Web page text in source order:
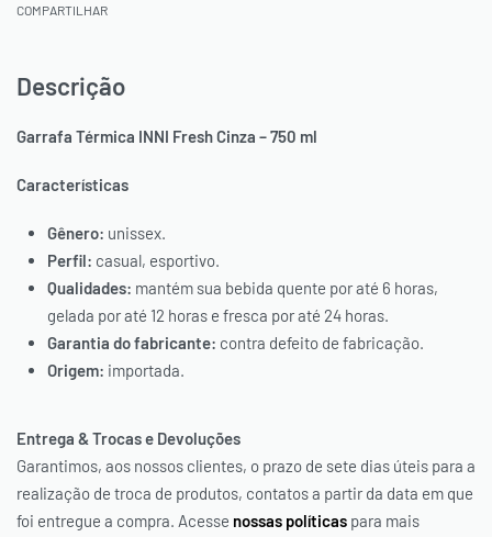
COMPARTILHAR
Descrição
Garrafa Térmica INNI Fresh Cinza – 750 ml
Características
Gênero: unissex.
Perfil: casual, esportivo.
Qualidades: mantém sua bebida quente por até 6 horas,
gelada por até 12 horas e fresca por até 24 horas.
Garantia do fabricante: contra defeito de fabricação.
Origem: importada.
Entrega & Trocas e Devoluções
Garantimos, aos nossos clientes, o prazo de sete dias úteis para a
realização de troca de produtos, contatos a partir da data em que
foi entregue a compra. Acesse nossas políticas para mais